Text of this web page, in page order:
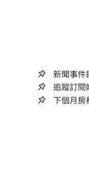
新聞事
追蹤訂
下個月房